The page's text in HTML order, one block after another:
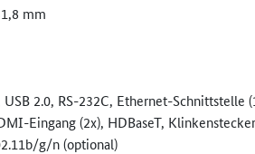
mm
2.0, RS-232C, Ethernet-Schnittstelle
Eingang (2x), HDBaseT,
g/n (optional)